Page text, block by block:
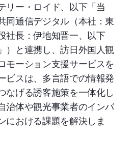
リー・ロイド、以下「当
同通信デジタル（本社：東
社長：伊地知晋一、以下
）と連携し、訪日外国人観
モーション支援サービスを
ビスは、多言語での情報発
なげる誘客施策を一体化し
治体や観光事業者のインバ
における課題を解決しま